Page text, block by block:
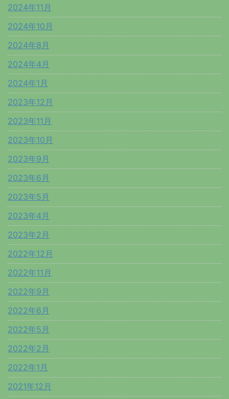
2024年11月
2024年10月
2024年8月
2024年4月
2024年1月
2023年12月
2023年11月
2023年10月
2023年9月
2023年6月
2023年5月
2023年4月
2023年2月
2022年12月
2022年11月
2022年9月
2022年6月
2022年5月
2022年2月
2022年1月
2021年12月